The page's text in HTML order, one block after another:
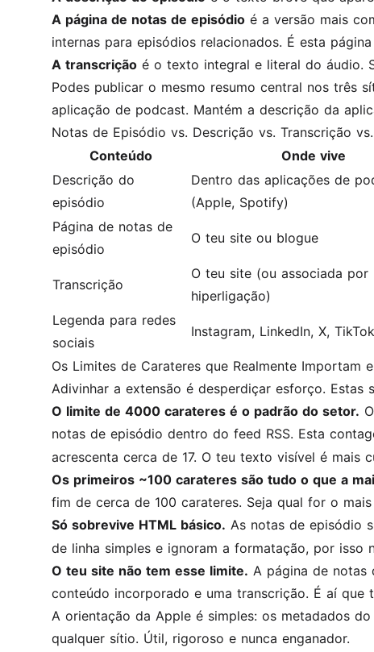
A página de notas de episódio é a versão mais
internas para episódios relacionados. É esta
A transcrição é o texto integral e literal do áudio.
Podes publicar o mesmo resumo central nos três
aplicação de podcast. Mantém a descrição da
Notas de Episódio vs. Descrição vs. Transcrição
Conteúdo
Onde vive
Descrição do
episódio
Dentro das aplicações de
(Apple, Spotify)
Página de notas de
episódio
O teu site ou blogue
Transcrição
O teu site (ou associada por
hiperligação)
Legenda para redes
sociais
Instagram, LinkedIn, X, TikTok
Os Limites de Carateres que Realmente Importam
Adivinhar a extensão é desperdiçar esforço. Estas
O limite de 4000 carateres é o padrão do setor.
notas de episódio dentro do feed RSS. Esta
acrescenta cerca de 17. O teu texto visível é mais
Os primeiros ~100 carateres são tudo o que a
fim de cerca de 100 carateres. Seja qual for o
Só sobrevive HTML básico. As notas de episódio
de linha simples e ignoram a formatação, por
O teu site não tem esse limite. A página de notas
conteúdo incorporado e uma transcrição. É aí que
A orientação da Apple é simples: os metadados
qualquer sítio. Útil, rigoroso e nunca enganador.